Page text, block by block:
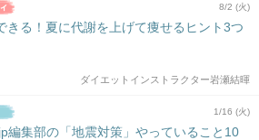
8/2 (火)
きる！夏に代謝を上げて痩せるヒント3つ
ダイエットインストラクター岩瀬結暉
1/16 (火)
編集部の「地震対策」やっていること10